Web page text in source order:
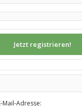
Jetzt registrieren!
Mail-Adresse: